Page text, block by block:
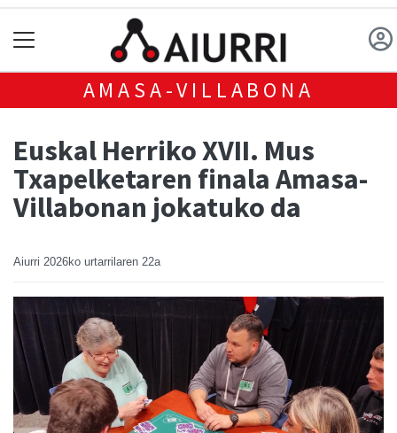
AMASA-VILLABONA
Euskal Herriko XVII. Mus
Txapelketaren finala Amasa-
Villabonan jokatuko da
Aiurri 2026ko urtarrilaren 22a